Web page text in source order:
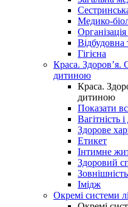
Медико-
Відбудовна
Гігієна
Краса. Здоров’я.
дитиною
Краса.
дитиною
Показати
Вагітність
Здорове
Етикет
Інтимне
Здоровий
Зовнішність
Імідж
Окремі системи